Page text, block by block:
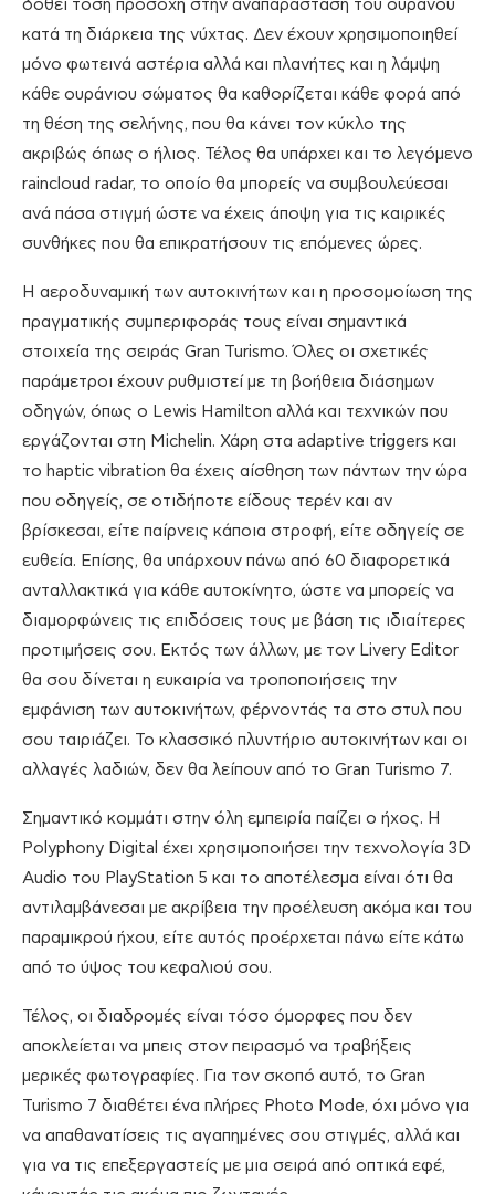
δοθεί τόση προσοχή στην αναπαράσταση του ουρανού
κατά τη διάρκεια της νύχτας. Δεν έχουν χρησιμοποιηθεί
μόνο φωτεινά αστέρια αλλά και πλανήτες και η λάμψη
κάθε ουράνιου σώματος θα καθορίζεται κάθε φορά από
τη θέση της σελήνης, που θα κάνει τον κύκλο της
ακριβώς όπως ο ήλιος. Τέλος θα υπάρχει και το λεγόμενο
raincloud radar, το οποίο θα μπορείς να συμβουλεύεσαι
ανά πάσα στιγμή ώστε να έχεις άποψη για τις καιρικές
συνθήκες που θα επικρατήσουν τις επόμενες ώρες.
Η αεροδυναμική των αυτοκινήτων και η προσομοίωση της
πραγματικής συμπεριφοράς τους είναι σημαντικά
στοιχεία της σειράς Gran Turismo. Όλες οι σχετικές
παράμετροι έχουν ρυθμιστεί με τη βοήθεια διάσημων
οδηγών, όπως ο Lewis Hamilton αλλά και τεχνικών που
εργάζονται στη Michelin. Χάρη στα adaptive triggers και
το haptic vibration θα έχεις αίσθηση των πάντων την ώρα
που οδηγείς, σε οτιδήποτε είδους τερέν και αν
βρίσκεσαι, είτε παίρνεις κάποια στροφή, είτε οδηγείς σε
ευθεία. Επίσης, θα υπάρχουν πάνω από 60 διαφορετικά
ανταλλακτικά για κάθε αυτοκίνητο, ώστε να μπορείς να
διαμορφώνεις τις επιδόσεις τους με βάση τις ιδιαίτερες
προτιμήσεις σου. Εκτός των άλλων, με τον Livery Editor
θα σου δίνεται η ευκαιρία να τροποποιήσεις την
εμφάνιση των αυτοκινήτων, φέρνοντάς τα στο στυλ που
σου ταιριάζει. Το κλασσικό πλυντήριο αυτοκινήτων και οι
αλλαγές λαδιών, δεν θα λείπουν από το Gran Turismo 7.
Σημαντικό κομμάτι στην όλη εμπειρία παίζει ο ήχος. H
Polyphony Digital έχει χρησιμοποιήσει την τεχνολογία 3D
Audio του PlayStation 5 και το αποτέλεσμα είναι ότι θα
αντιλαμβάνεσαι με ακρίβεια την προέλευση ακόμα και του
παραμικρού ήχου, είτε αυτός προέρχεται πάνω είτε κάτω
από το ύψος του κεφαλιού σου.
Τέλος, οι διαδρομές είναι τόσο όμορφες που δεν
αποκλείεται να μπεις στον πειρασμό να τραβήξεις
μερικές φωτογραφίες. Για τον σκοπό αυτό, το Gran
Turismo 7 διαθέτει ένα πλήρες Photo Mode, όχι μόνο για
να απαθανατίσεις τις αγαπημένες σου στιγμές, αλλά και
για να τις επεξεργαστείς με μια σειρά από οπτικά εφέ,